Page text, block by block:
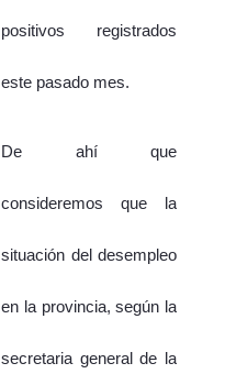
positivos registrados
este pasado mes.
De ahí que
consideremos que la
situación del desempleo
en la provincia, según la
secretaria general de la